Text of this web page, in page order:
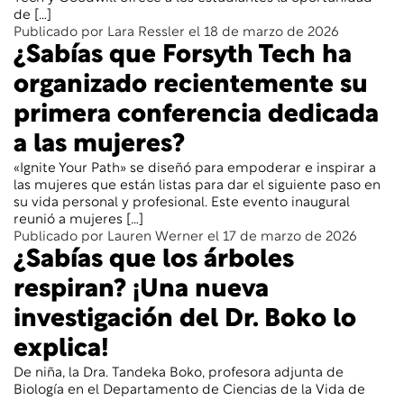
de […]
Publicado por Lara Ressler el 18 de marzo de 2026
¿Sabías que Forsyth Tech ha
organizado recientemente su
primera conferencia dedicada
a las mujeres?
«Ignite Your Path» se diseñó para empoderar e inspirar a
las mujeres que están listas para dar el siguiente paso en
su vida personal y profesional. Este evento inaugural
reunió a mujeres […]
Publicado por Lauren Werner el 17 de marzo de 2026
¿Sabías que los árboles
respiran? ¡Una nueva
investigación del Dr. Boko lo
explica!
De niña, la Dra. Tandeka Boko, profesora adjunta de
Biología en el Departamento de Ciencias de la Vida de